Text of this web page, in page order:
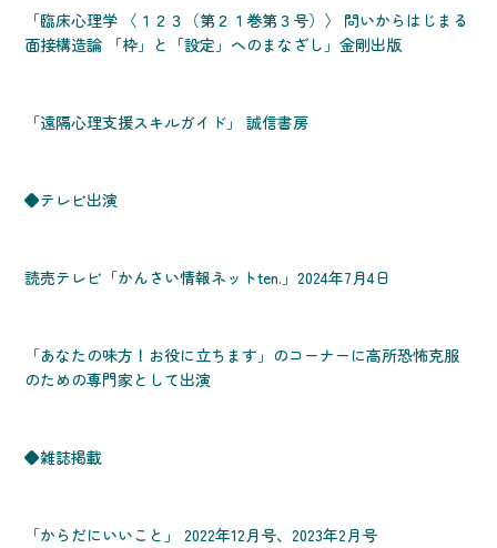
「臨床心理学 〈１２３（第２１巻第３号）〉 問いからはじまる
面接構造論 「枠」と「設定」へのまなざし」金剛出版
「遠隔心理支援スキルガイド」 誠信書房
◆テレビ出演
読売テレビ「かんさい情報ネットten.」2024年7月4日
「あなたの味方！お役に立ちます」のコーナーに高所恐怖克服
のための専門家として出演
◆雑誌掲載
「からだにいいこと」 2022年12月号、2023年2月号